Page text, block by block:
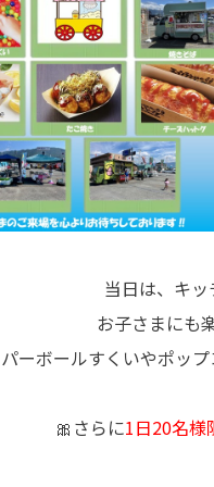
当日は、キッ
お子さまにも
ーボールすくいやポッ
🎀さらに1日20名様